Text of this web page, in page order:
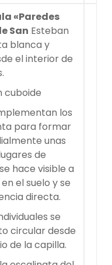
«Paredes
San Esteban
blanca y
el interior de
los
para formar
unas
de
hace visible a
el suelo y se
directa.
se
circular desde
de la capilla.